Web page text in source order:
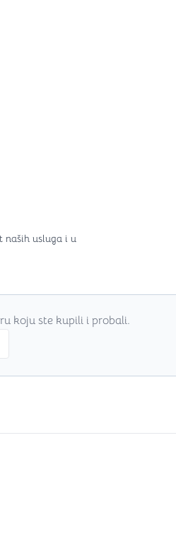
naših usluga i u
koju ste kupili i probali.